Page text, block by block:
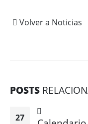
Volver a Noticias
POSTS
27